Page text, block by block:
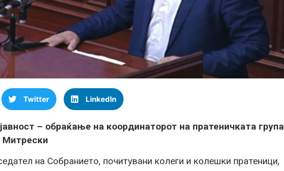
Twitter LinkedIn
– обраќање на координаторот на пратеничката група
на Собранието, почитувани колеги и колешки пратеници,